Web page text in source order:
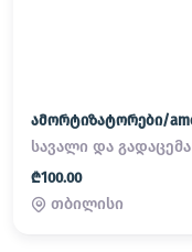
სავალი და გადაცემა
₾100.00
თბილისი